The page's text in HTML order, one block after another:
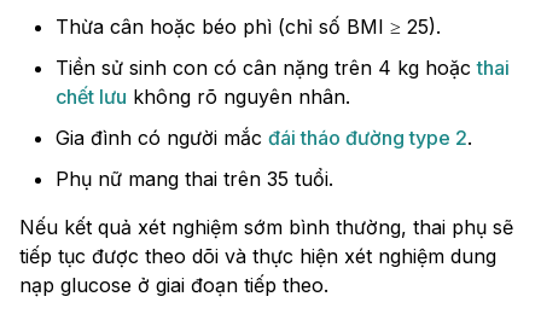
Thừa cân hoặc béo phì (chỉ số BMI ≥ 25).
Tiền sử sinh con có cân nặng trên 4 kg hoặcthai
chết lưu không rõ nguyên nhân.
Gia đình có người mắc đái tháo đường type 2.
Phụ nữ mang thai trên 35 tuổi.
Nếu kết quả xét nghiệm sớm bình thường, thai phụ sẽ
tiếp tục được theo dõi và thực hiện xét nghiệm dung
nạp glucose ở giai đoạn tiếp theo.